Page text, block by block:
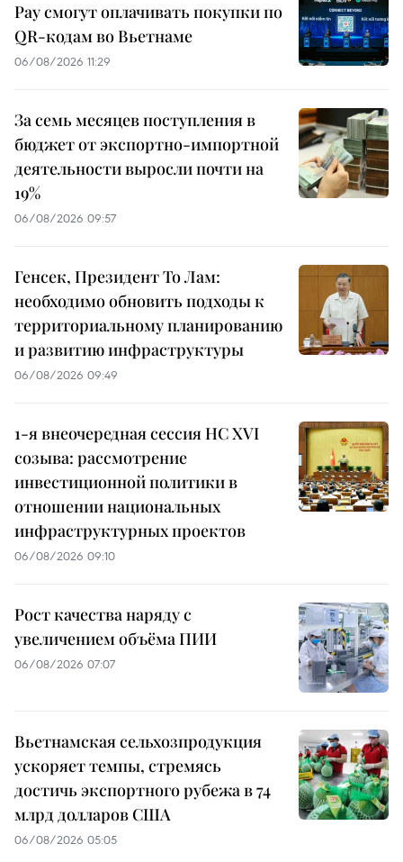
Pay смогут оплачивать покупки по
QR-кодам во Вьетнаме
06/08/2026 11:29
За семь месяцев поступления в
бюджет от экспортно-импортной
деятельности выросли почти на
19%
06/08/2026 09:57
Генсек, Президент То Лам:
необходимо обновить подходы к
территориальному планированию
и развитию инфраструктуры
06/08/2026 09:49
1-я внеочередная сессия НС XVI
созыва: рассмотрение
инвестиционной политики в
отношении национальных
инфраструктурных проектов
06/08/2026 09:10
Рост качества наряду с
увеличением объёма ПИИ
06/08/2026 07:07
Вьетнамская сельхозпродукция
ускоряет темпы, стремясь
достичь экспортного рубежа в 74
млрд долларов США
06/08/2026 05:05